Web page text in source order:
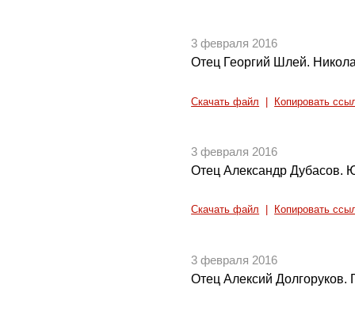
3 февраля 2016
Отец Георгий Шлей.
Скачать файл Копировать
3 февраля 2016
Отец Александр Дубасов.
Скачать файл Копировать
3 февраля 2016
Отец Алексий Долгоруков.